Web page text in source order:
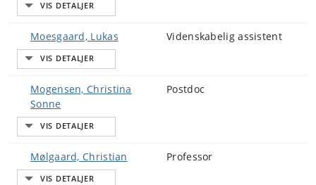
Moesgaard, Lukas Videnskabelig assistent
Mogensen, Christina
Sonne
Postdoc
Mølgaard, Christian Professor